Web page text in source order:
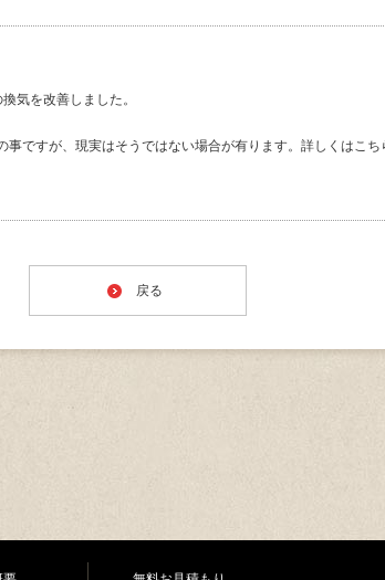
気を改善しました。
ですが、現実はそうではない場合が有ります。詳しくはこち
戻る